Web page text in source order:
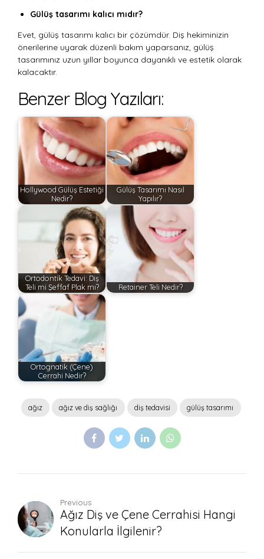
Gülüş tasarımı kalıcı mıdır?
Evet, gülüş tasarımı kalıcı bir çözümdür. Diş hekiminizin
önerilerine uyarak düzenli bakım yaparsanız, gülüş
tasarımınız uzun yıllar boyunca dayanıklı ve estetik olarak
kalacaktır.
Benzer Blog Yazıları:
Hollywood Gülüş Estetiği
Nedir?
Gülüş Tasarımı Nasıl
Yapılır?
Ortodontik Tedavi: Diş
Teli mi Şeffaf Plak mı?
Retainer Teli Nedir?
Ortognatik (Çene)
Cerrahi Nedir?
ağız ağız ve diş sağlığı diş tedavisi gülüş tasarımı
Previous
Ağız Diş ve Çene Cerrahisi Hangi
Konularla İlgilenir?